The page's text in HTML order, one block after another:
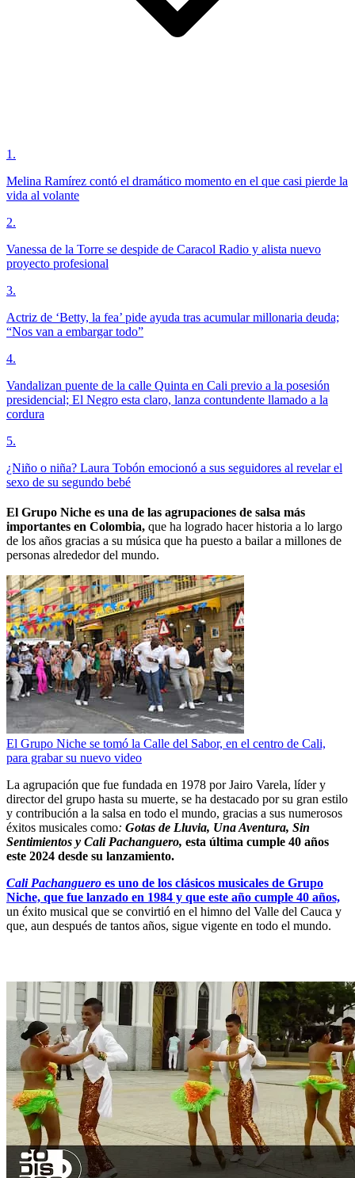
1 .
Melina Ramírez contó el dramático momento en el que casi pierde la
vida al volante
2.
Vanessa de la Torre se despide de Caracol Radio y alista nuevo
proyecto profesional
3.
Actriz de ‘Betty, la fea’ pide ayuda tras acumular millonaria deuda;
“Nos van a embargar todo”
4.
Vandalizan puente de la calle Quinta en Cali previo a la posesión
presidencial; El Negro esta claro, lanza contundente llamado a la
cordura
5.
¿Niño o niña? Laura Tobón emocionó a sus seguidores al revelar el
sexo de su segundo bebé
El Grupo Niche es una de las agrupaciones de salsa más
importantes en Colombia, que ha logrado hacer historia a lo largo
de los años gracias a su música que ha puesto a bailar a millones de
personas alrededor del mundo.
El Grupo Niche se tomó la Calle del Sabor, en el centro de Cali,
para grabar su nuevo video
La agrupación que fue fundada en 1978 por Jairo Varela, líder y
director del grupo hasta su muerte, se ha destacado por su gran estilo
y contribución a la salsa en todo el mundo, gracias a sus numerosos
éxitos musicales como: Gotas de Lluvia, Una Aventura, Sin
Sentimientos y Cali Pachanguero, esta última cumple 40 años
este 2024 desde su lanzamiento.
Cali Pachanguero es uno de los clásicos musicales de Grupo
Niche, que fue lanzado en 1984 y que este año cumple 40 años,
un éxito musical que se convirtió en el himno del Valle del Cauca y
que, aun después de tantos años, sigue vigente en todo el mundo.